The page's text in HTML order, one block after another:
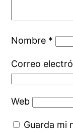
Nombre *
Correo
Web
Guarda mi